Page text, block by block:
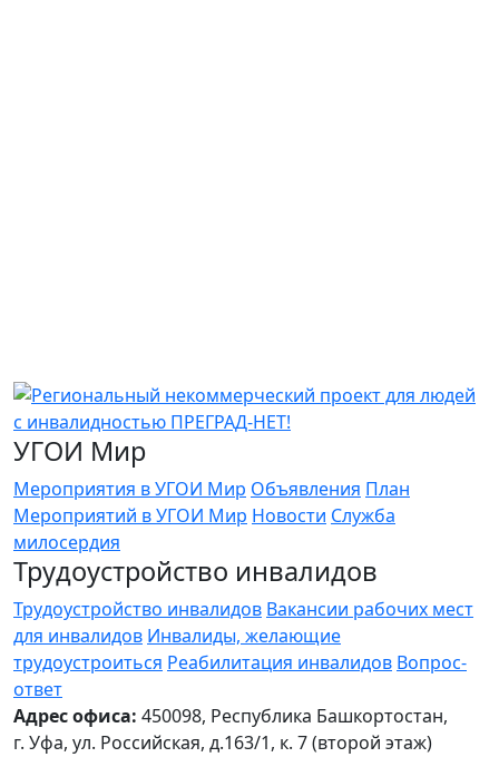
УГОИ Мир
Мероприятия в УГОИ Мир Объявления План
Мероприятий в УГОИ Мир Новости Служба
милосердия
Трудоустройство инвалидов
Трудоустройство инвалидов Вакансии рабочих мест
для инвалидов Инвалиды, желающие
трудоустроиться Реабилитация инвалидов Вопрос-
ответ
Адрес офиса: 450098, Республика Башкортостан,
г. Уфа, ул. Российская, д.163/1, к. 7 (второй этаж)